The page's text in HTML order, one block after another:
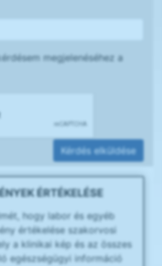
megjelenéséhez a
Kérdés elküldése
ÉRTÉKELÉSE
hogy labor és egyéb
értékelése szakorvosi
a klinikai kép és az összes
egészségügyi információ